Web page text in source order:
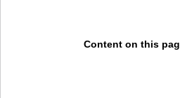
Content on this